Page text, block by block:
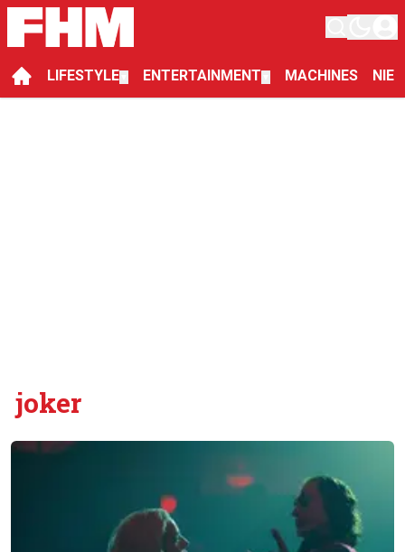
LIFESTYLE ENTERTAINMENT MACHINES
joker